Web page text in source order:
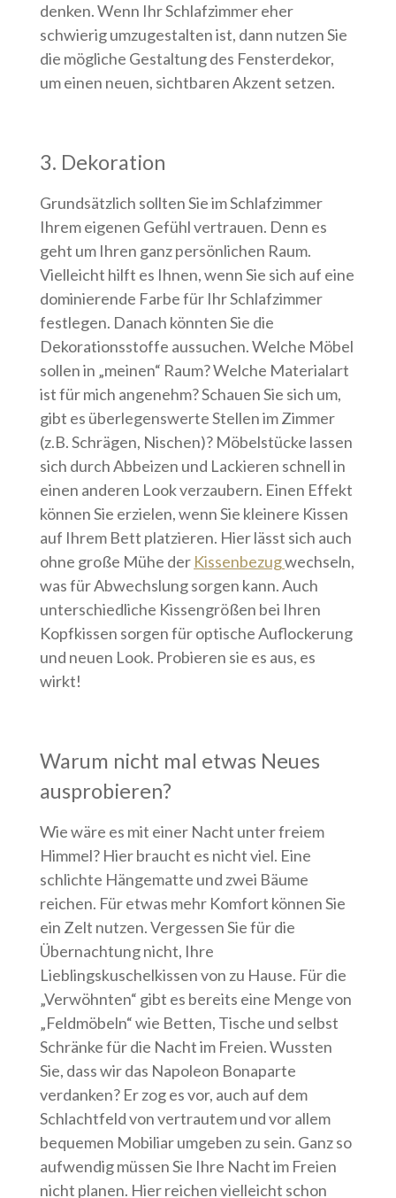
denken. Wenn Ihr Schlafzimmer eher
schwierig umzugestalten ist, dann nutzen Sie
die mögliche Gestaltung des Fensterdekor,
um einen neuen, sichtbaren Akzent setzen.
3. Dekoration
Grundsätzlich sollten Sie im Schlafzimmer
Ihrem eigenen Gefühl vertrauen. Denn es
geht um Ihren ganz persönlichen Raum.
Vielleicht hilft es Ihnen, wenn Sie sich auf eine
dominierende Farbe für Ihr Schlafzimmer
festlegen. Danach könnten Sie die
Dekorationsstoffe aussuchen. Welche Möbel
sollen in „meinen“ Raum? Welche Materialart
ist für mich angenehm? Schauen Sie sich um,
gibt es überlegenswerte Stellen im Zimmer
(z.B. Schrägen, Nischen)? Möbelstücke lassen
sich durch Abbeizen und Lackieren schnell in
einen anderen Look verzaubern. Einen Effekt
können Sie erzielen, wenn Sie kleinere Kissen
auf Ihrem Bett platzieren. Hier lässt sich auch
ohne große Mühe der Kissenbezugwechseln,
was für Abwechslung sorgen kann. Auch
unterschiedliche Kissengrößen bei Ihren
Kopfkissen sorgen für optische Auflockerung
und neuen Look. Probieren sie es aus, es
wirkt!
Warum nicht mal etwas Neues
ausprobieren?
Wie wäre es mit einer Nacht unter freiem
Himmel? Hier braucht es nicht viel. Eine
schlichte Hängematte und zwei Bäume
reichen. Für etwas mehr Komfort können Sie
ein Zelt nutzen. Vergessen Sie für die
Übernachtung nicht, Ihre
Lieblingskuschelkissen von zu Hause. Für die
„Verwöhnten“ gibt es bereits eine Menge von
„Feldmöbeln“ wie Betten, Tische und selbst
Schränke für die Nacht im Freien. Wussten
Sie, dass wir das Napoleon Bonaparte
verdanken? Er zog es vor, auch auf dem
Schlachtfeld von vertrautem und vor allem
bequemen Mobiliar umgeben zu sein. Ganz so
aufwendig müssen Sie Ihre Nacht im Freien
nicht planen. Hier reichen vielleicht schon